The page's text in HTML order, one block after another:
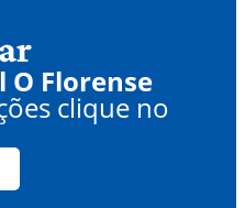
O Florense
clique no